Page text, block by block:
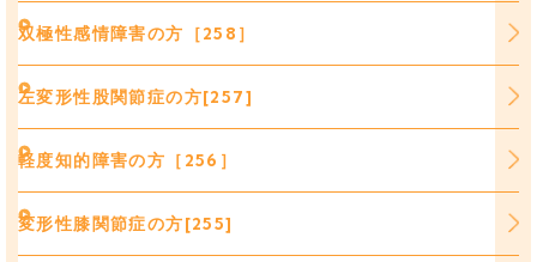
双極性感情障害の方［258］
左変形性股関節症の方[257]
軽度知的障害の方［256］
変形性膝関節症の方[255]